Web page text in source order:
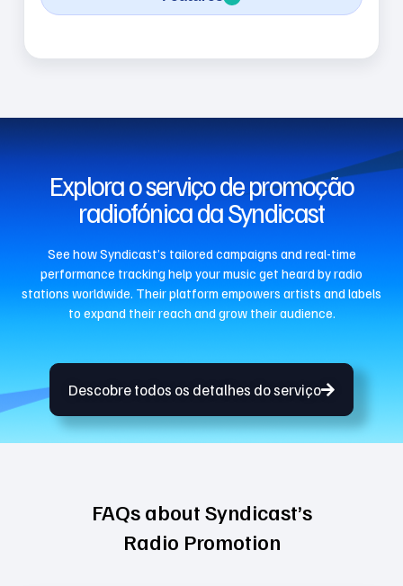
Explora o serviço de promoção
radiofónica da Syndicast
See how Syndicast’s tailored campaigns and real-time
performance tracking help your music get heard by radio
stations worldwide. Their platform empowers artists and labels
to expand their reach and grow their audience.
Descobre todos os detalhes do serviço
FAQs about Syndicast’s
Radio Promotion